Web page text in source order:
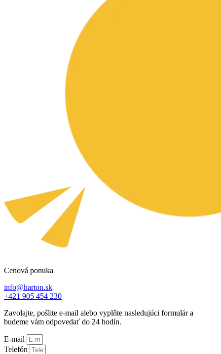
Cenová ponuka
info@harton.sk
+421 905 454 230
Zavolajte, pošlite e-mail alebo vyplňte nasledujúci formulár a
budeme vám odpovedať do 24 hodín.
E-mail
Telefón